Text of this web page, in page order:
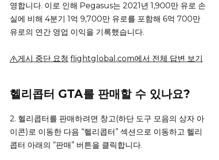
영합니다. 이로 인해 Pegasus는 2021년 1,900만 유로 손
실에 비해 4분기 1억 9,700만 유로를 포함해 6억 700만
유로의 연간 영업 이익을 기록했습니다.
게시 중단 요청 flightglobal.com에서 전체 답변 보기
헬리콥터 GTA를 판매할 수 있나요?
2. 헬리콥터를 판매하려면 창고(하단 도구 모음의 상자 아
이콘)로 이동한 다음 “헬리콥터” 섹션으로 이동하고 헬리
콥터 아래의 “판매” 버튼을 클릭합니다.